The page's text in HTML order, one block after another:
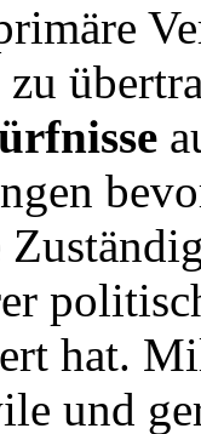
zu
hat.
und